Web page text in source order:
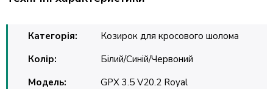
Категорія:
Козирок для кросового шолома
Колір:
Білий/Синій/Червоний
Модель:
GPX 3.5 V20.2 Royal